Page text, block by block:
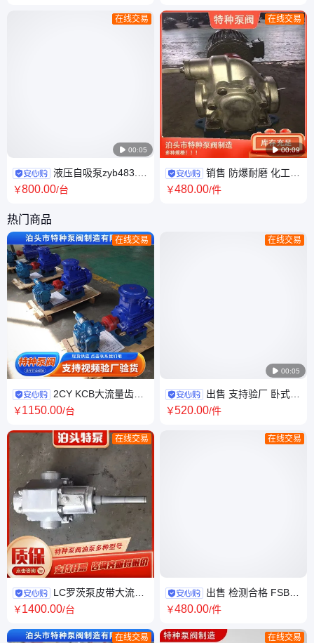
 00:05
在线交易
液压自吸泵zyb483.3
电动高压汽油柴油泵ZYB型渣
￥800.00/台
 00:09
在线交易
销售 防爆耐磨 化工原
料增压输送泵 使用简单 货源充
￥480.00/件
热门商品
在线交易
2CY KCB大流量齿轮
油泵 不锈钢齿轮泵 小型油 泵低
￥1150.00/台
在线交易
LC罗茨泵皮带大流量
稠油泵 40CYB-7 不锈钢食品转
￥1400.00/台
在线交易
 00:05
在线交易
出售 支持验厂 卧式不
锈钢泵 可开发票 货源充足
￥520.00/件
在线交易
出售 检测合格 FSB特
种泵齿轮泵 强度高 输出平稳
￥480.00/件
在线交易